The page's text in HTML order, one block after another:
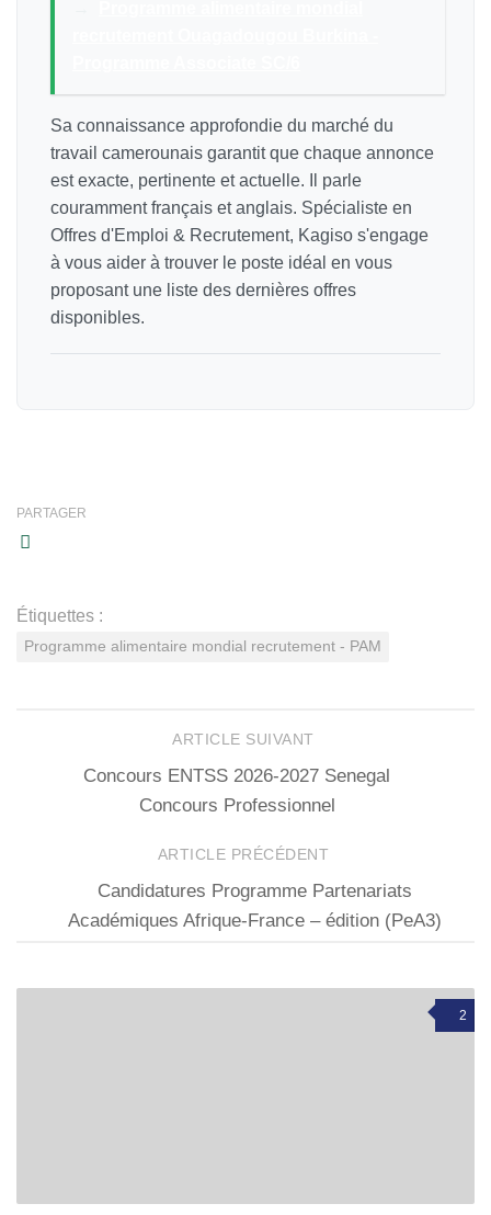
Sa connaissance approfondie du marché du
travail camerounais garantit que chaque annonce
est exacte, pertinente et actuelle. Il parle
couramment français et anglais. Spécialiste en
Offres d'Emploi & Recrutement, Kagiso s'engage
à vous aider à trouver le poste idéal en vous
proposant une liste des dernières offres
disponibles.
PARTAGER
Étiquettes :
Programme alimentaire mondial recrutement - PAM
ARTICLE SUIVANT
Concours ENTSS 2026-2027 Senegal
Concours Professionnel
ARTICLE PRÉCÉDENT
Candidatures Programme Partenariats
Académiques Afrique-France – édition (PeA3)
2